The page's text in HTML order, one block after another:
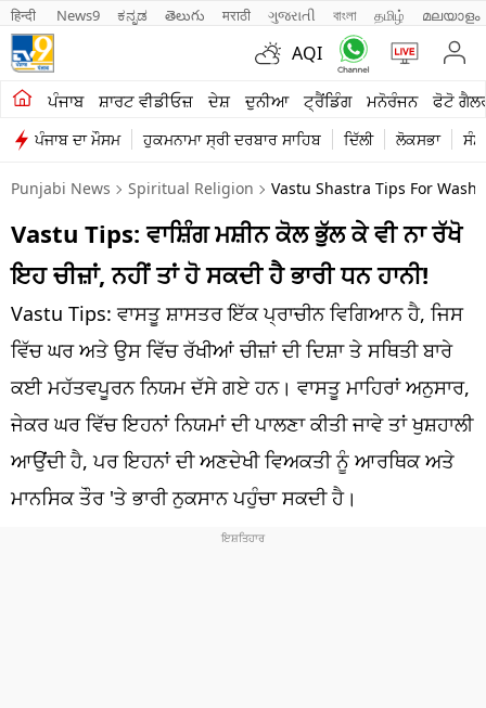
हिन्दी News9 ಕನ್ನಡ తెలుగు मराठी ગુજરાતી বাংলা தமிழ் മലയാളം
AQI
ਪੰਜਾਬ ਸ਼ਾਰਟ ਵੀਡੀਓਜ਼ ਦੇਸ਼ ਦੁਨੀਆ ਟ੍ਰੈਂਡਿੰਗ ਮਨੋਰੰਜਨ ਫੋਟੋ
ਪੰਜਾਬ ਦਾ ਮੌਸਮ ਹੁਕਮਨਾਮਾ ਸ੍ਰੀ ਦਰਬਾਰ ਸਾਹਿਬ ਦਿੱਲੀ ਲੋਕਸਭਾ
ਖੇਤੀਬਾੜੀ
ਸ਼ਾਰਟ ਵੀਡੀਓਜ਼
ਕਾਰੋਬਾਰ
ਕਰਿਅਰ
ਦੇਸ਼
ਲਾਈਫ ਸਟਾਈਲ
ਪੰਜਾਬ
ਧਰਮ
Punjabi News Spiritual Religion Vastu Shastra Tips For
Vastu Tips: ਵਾਸ਼ਿੰਗ ਮਸ਼ੀਨ ਕੋਲ ਭੁੱਲ ਕੇ ਵੀ ਨਾ ਰੱਖੋ
ਇਹ ਚੀਜ਼ਾਂ, ਨਹੀਂ ਤਾਂ ਹੋ ਸਕਦੀ ਹੈ ਭਾਰੀ ਧਨ ਹਾਨੀ!
Vastu Tips: ਵਾਸਤੂ ਸ਼ਾਸਤਰ ਇੱਕ ਪ੍ਰਾਚੀਨ ਵਿਗਿਆਨ ਹੈ, ਜਿਸ
ਵਿੱਚ ਘਰ ਅਤੇ ਉਸ ਵਿੱਚ ਰੱਖੀਆਂ ਚੀਜ਼ਾਂ ਦੀ ਦਿਸ਼ਾ ਤੇ ਸਥਿਤੀ ਬਾਰੇ
ਕਈ ਮਹੱਤਵਪੂਰਨ ਨਿਯਮ ਦੱਸੇ ਗਏ ਹਨ। ਵਾਸਤੂ ਮਾਹਿਰਾਂ ਅਨੁਸਾਰ,
ਜੇਕਰ ਘਰ ਵਿੱਚ ਇਹਨਾਂ ਨਿਯਮਾਂ ਦੀ ਪਾਲਣਾ ਕੀਤੀ ਜਾਵੇ ਤਾਂ ਖੁਸ਼ਹਾਲੀ
ਆਉਂਦੀ ਹੈ, ਪਰ ਇਹਨਾਂ ਦੀ ਅਣਦੇਖੀ ਵਿਅਕਤੀ ਨੂੰ ਆਰਥਿਕ ਅਤੇ
ਮਾਨਸਿਕ ਤੌਰ 'ਤੇ ਭਾਰੀ ਨੁਕਸਾਨ ਪਹੁੰਚਾ ਸਕਦੀ ਹੈ।